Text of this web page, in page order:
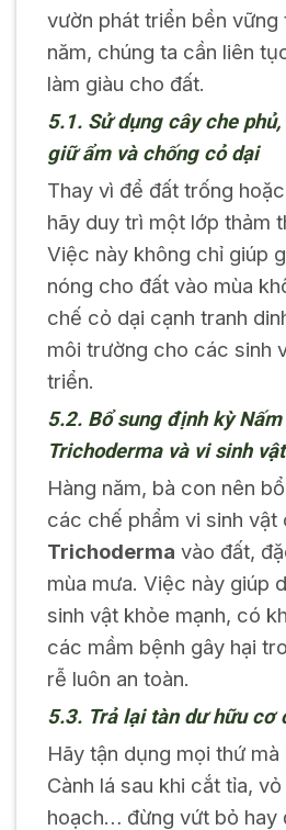
vườn phát triển bền
năm, chúng ta cần liên
làm giàu cho đất.
5.1. Sử dụng cây che
giữ ẩm và chống cỏ dại
Thay vì để đất trống
hãy duy trì một lớp thảm
Việc này không chỉ giúp
nóng cho đất vào mùa
chế cỏ dại cạnh tranh
môi trường cho các sinh
triển.
5.2. Bổ sung định kỳ
Trichoderma và vi sinh
Hàng năm, bà con nên
các chế phẩm vi sinh vật
Trichoderma vào đất,
mùa mưa. Việc này giúp
sinh vật khỏe mạnh, có
các mầm bệnh gây hại
rễ luôn an toàn.
5.3. Trả lại tàn dư hữu cơ
Hãy tận dụng mọi thứ
Cành lá sau khi cắt tỉa,
hoạch… đừng vứt bỏ hay